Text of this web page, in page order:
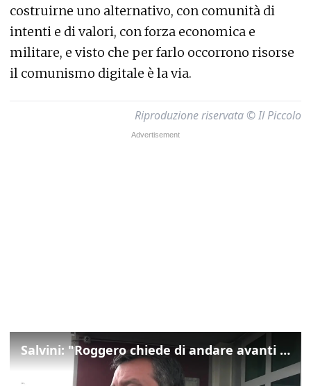
costruirne uno alternativo, con comunità di
intenti e di valori, con forza economica e
militare, e visto che per farlo occorrono risorse
il comunismo digitale è la via.
Riproduzione riservata © Il Piccolo
Salvini: "Roggero chiede di andare avanti su norma anti-risarcimenti"